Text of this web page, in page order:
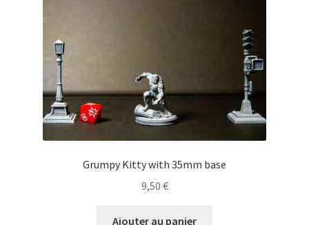
Grumpy Kitty with 35mm base
9,50 €
Ajouter au panier